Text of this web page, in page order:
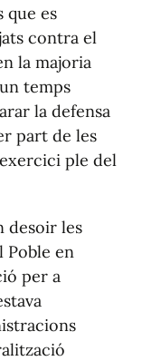
que es
contra el
la majoria
temps
la defensa
part de les
ple del
desoir les
Poble en
per a